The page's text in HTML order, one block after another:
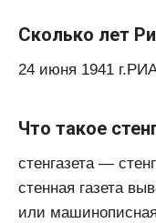
Сколько лет
24 июня 1941
Что такое
стенгазета —
стенная газета
или машинописная